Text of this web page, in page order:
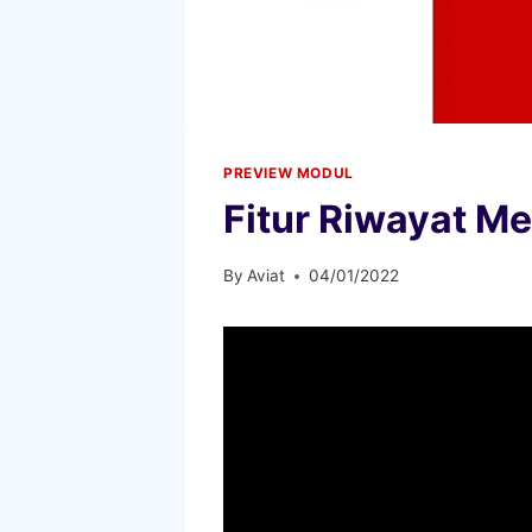
PREVIEW MODUL
Fitur Riwayat
By Aviat 04/01/2022